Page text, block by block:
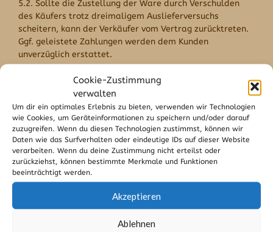
Cookie-Zustimmung
verwalten
Um dir ein optimales Erlebnis zu bieten, verwenden wir Technologien
wie Cookies, um Geräteinformationen zu speichern und/oder darauf
zuzugreifen. Wenn du diesen Technologien zustimmst, können wir
Daten wie das Surfverhalten oder eindeutige IDs auf dieser Website
verarbeiten. Wenn du deine Zustimmung nicht erteilst oder
zurückziehst, können bestimmte Merkmale und Funktionen
beeinträchtigt werden.
Akzeptieren
Ablehnen
5.2. Sollte die Zustellung der Ware durch Verschulden
des Käufers trotz dreimaligem Auslieferversuchs
scheitern, kann der Verkäufer vom Vertrag zurücktreten.
Ggf. geleistete Zahlungen werden dem Kunden
unverzüglich erstattet.
5.3. Wenn das bestellte Produkt nicht verfügbar ist, weil
der Verkäufer mit diesem Produkt von seinem Lieferanten
ohne eigenes Verschulden nicht beliefert wird, kann der
Verkäufer vom Vertrag zurücktreten. In diesem Fall wird
der Verkäufer den Kunden unverzüglich informieren und
ihm ggf. die Lieferung eines vergleichbaren Produktes
vorschlagen. Wenn kein vergleichbares Produkt verfügbar
ist oder der Kunde keine Lieferung eines vergleichbaren
Produktes wünscht, wird der Verkäufer dem Kunden ggf.
bereits erbrachte Gegenleistungen unverzüglich
5.4. Kunden werden über Lieferzeiten und